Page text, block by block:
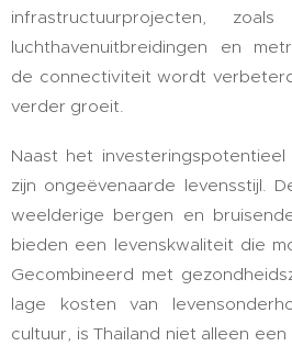
infrastructuurprojecten,
luchthavenuitbreidingen en
de connectiviteit wordt
verder groeit.
Naast het
zijn ongeëvenaarde levensstijl.
weelderige bergen en
bieden een levenskwaliteit die
Gecombineerd met
lage kosten van
cultuur, is Thailand niet alleen